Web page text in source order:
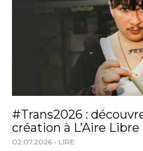
#Trans2026 :
création à L’Aire Libre
02.07.2026 LIRE